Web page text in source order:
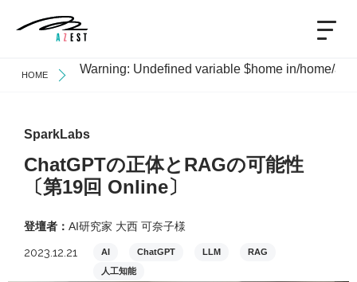
HOME Warning: Undefined variable $home in/home/
SparkLabs
ChatGPTの正体とRAGの可能性
〔第19回 Online〕
登壇者： AI研究家 大西 可奈子様
2023.12.21 AI ChatGPT LLM
RAG
人工知能